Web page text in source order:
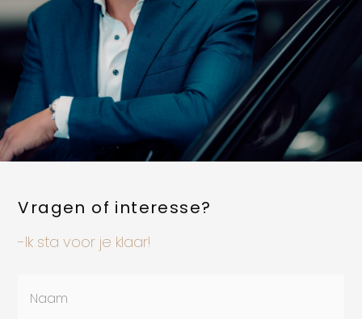
Vragen of interesse?
-Ik sta voor je klaar!